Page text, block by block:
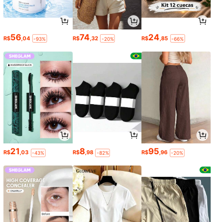
R$56 ,04 -93% R$74 ,32 -20% R$24 ,85 -66%
R$21,03 -43% R$8,98 -82% R$95,96 -20%